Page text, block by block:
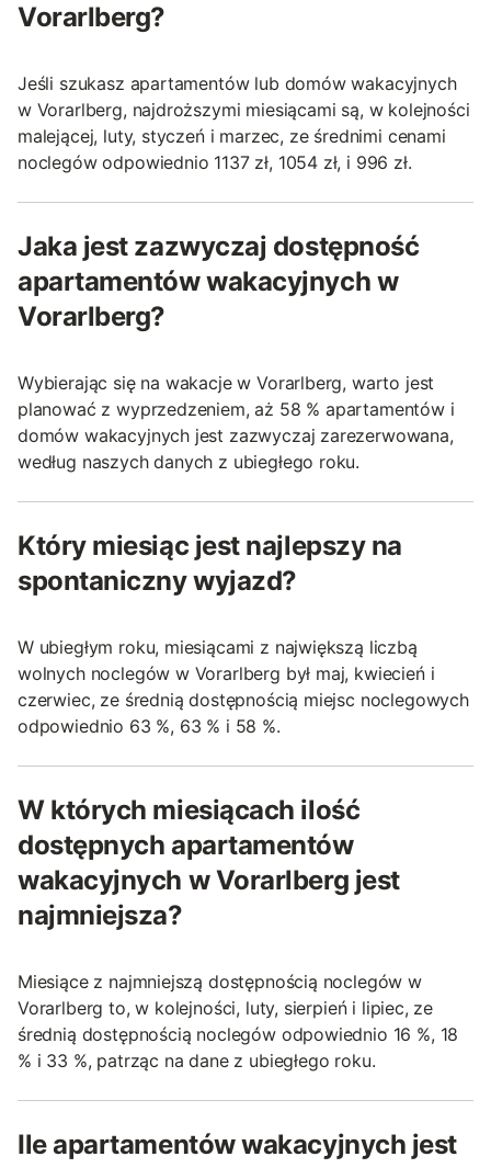
Vorarlberg?
Jeśli szukasz apartamentów lub domów wakacyjnych
w Vorarlberg, najdroższymi miesiącami są, w kolejności
malejącej, luty, styczeń i marzec, ze średnimi cenami
noclegów odpowiednio 1137 zł, 1054 zł, i 996 zł.
Jaka jest zazwyczaj dostępność
apartamentów wakacyjnych w
Vorarlberg?
Wybierając się na wakacje w Vorarlberg, warto jest
planować z wyprzedzeniem, aż 58 % apartamentów i
domów wakacyjnych jest zazwyczaj zarezerwowana,
według naszych danych z ubiegłego roku.
Który miesiąc jest najlepszy na
spontaniczny wyjazd?
W ubiegłym roku, miesiącami z największą liczbą
wolnych noclegów w Vorarlberg był maj, kwiecień i
czerwiec, ze średnią dostępnością miejsc noclegowych
odpowiednio 63 %, 63 % i 58 %.
W których miesiącach ilość
dostępnych apartamentów
wakacyjnych w Vorarlberg jest
najmniejsza?
Miesiące z najmniejszą dostępnością noclegów w
Vorarlberg to, w kolejności, luty, sierpień i lipiec, ze
średnią dostępnością noclegów odpowiednio 16 %, 18
% i 33 %, patrząc na dane z ubiegłego roku.
Ile apartamentów wakacyjnych jest